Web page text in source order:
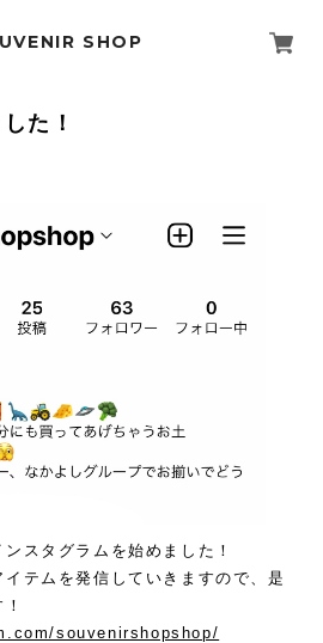
SHOP
た！
スタグラムを始めました！
テムを発信していきますので、是
souvenirshopshop/